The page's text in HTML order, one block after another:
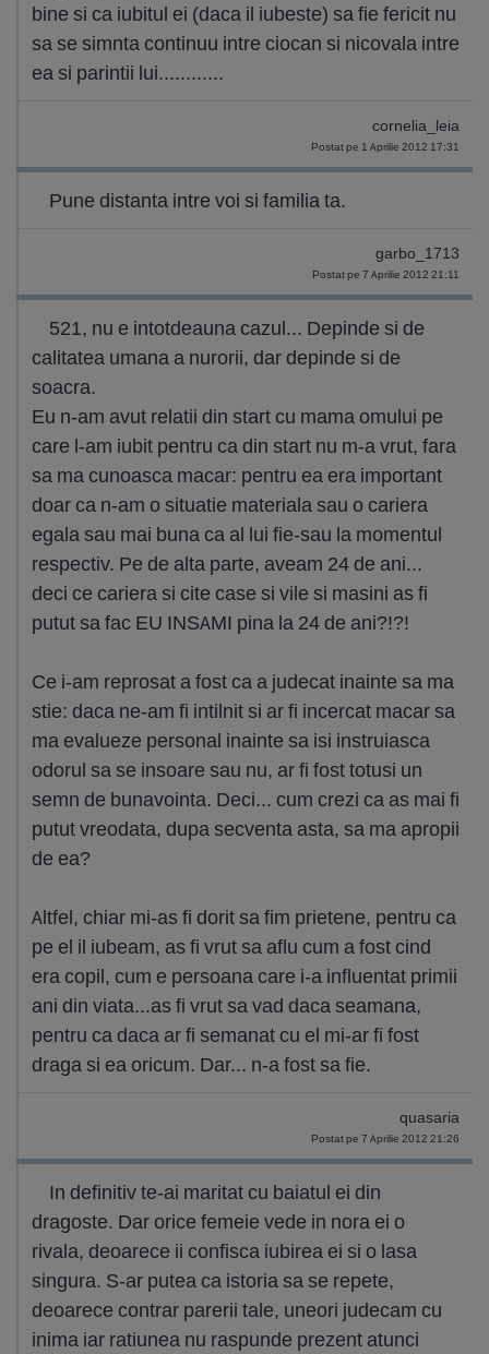
bine si ca iubitul ei (daca il iubeste) sa fie fericit nu
sa se simnta continuu intre ciocan si nicovala intre
ea si parintii lui............
cornelia_leia
Postat pe 1 Aprilie 2012 17:31
Pune distanta intre voi si familia ta.
garbo_1713
Postat pe 7 Aprilie 2012 21:11
521, nu e intotdeauna cazul... Depinde si de
calitatea umana a nurorii, dar depinde si de
soacra.
Eu n-am avut relatii din start cu mama omului pe
care l-am iubit pentru ca din start nu m-a vrut, fara
sa ma cunoasca macar: pentru ea era important
doar ca n-am o situatie materiala sau o cariera
egala sau mai buna ca al lui fie-sau la momentul
respectiv. Pe de alta parte, aveam 24 de ani...
deci ce cariera si cite case si vile si masini as fi
putut sa fac EU INSAMI pina la 24 de ani?!?!
Ce i-am reprosat a fost ca a judecat inainte sa ma
stie: daca ne-am fi intilnit si ar fi incercat macar sa
ma evalueze personal inainte sa isi instruiasca
odorul sa se insoare sau nu, ar fi fost totusi un
semn de bunavointa. Deci... cum crezi ca as mai fi
putut vreodata, dupa secventa asta, sa ma apropii
de ea?
Altfel, chiar mi-as fi dorit sa fim prietene, pentru ca
pe el il iubeam, as fi vrut sa aflu cum a fost cind
era copil, cum e persoana care i-a influentat primii
ani din viata...as fi vrut sa vad daca seamana,
pentru ca daca ar fi semanat cu el mi-ar fi fost
draga si ea oricum. Dar... n-a fost sa fie.
quasaria
Postat pe 7 Aprilie 2012 21:26
In definitiv te-ai maritat cu baiatul ei din
dragoste. Dar orice femeie vede in nora ei o
rivala, deoarece ii confisca iubirea ei si o lasa
singura. S-ar putea ca istoria sa se repete,
deoarece contrar parerii tale, uneori judecam cu
inima iar ratiunea nu raspunde prezent atunci